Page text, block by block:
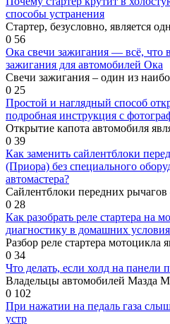
способы устранения
Стартер, безусловно, является
0 56
Ока свечи зажигания — всё, что
зажигания для автомобилей Ока
Свечи зажигания – один из
0 25
Простой и наглядный способ
подробная инструкция с
Открытие капота автомобиля
0 39
Как заменить сайлентблоки
(Приора) без специального
автомастера?
Сайлентблоки передних
0 28
Как разобрать реле стартера на
диагностику в домашних
Разбор реле стартера мотоцикла
0 34
Что делать, если холд на панели
Владельцы автомобилей Мазда
0 102
При нажатии на педаль газа
устр